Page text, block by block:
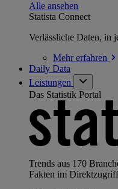
Alle ansehen
Statista Connect
Verlässliche Daten, in
Mehrerfahren
Daily Data
Leistungen
Das Statistik Portal
Trends aus 170
Fakten im